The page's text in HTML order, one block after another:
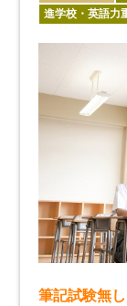
進学校・英語力
筆記試験無